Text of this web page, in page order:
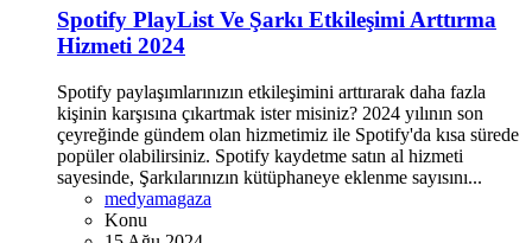
Spotify PlayList Ve Şarkı Etkileşimi Arttırma
Hizmeti 2024
Spotify paylaşımlarınızın etkileşimini arttırarak daha fazla
kişinin karşısına çıkartmak ister misiniz? 2024 yılının son
çeyreğinde gündem olan hizmetimiz ile Spotify'da kısa sürede
popüler olabilirsiniz. Spotify kaydetme satın al hizmeti
sayesinde, Şarkılarınızın kütüphaneye eklenme sayısını...
medyamagaza
Konu